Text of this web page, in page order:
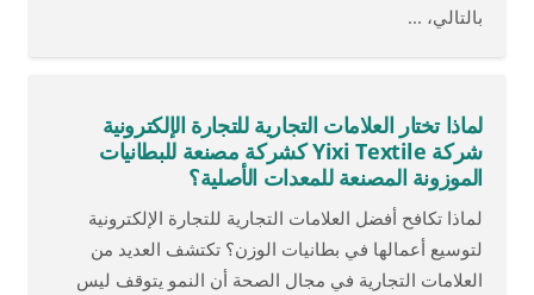
بالتالي، ...
لماذا تختار العلامات التجارية للتجارة الإلكترونية
شركة Yixi Textile كشركة مصنعة للبطانيات
الموزونة المصنعة للمعدات الأصلية؟
لماذا تكافح أفضل العلامات التجارية للتجارة الإلكترونية
لتوسيع أعمالها في بطانيات الوزن؟ تكتشف العديد من
العلامات التجارية في مجال الصحة أن النمو يتوقف ليس